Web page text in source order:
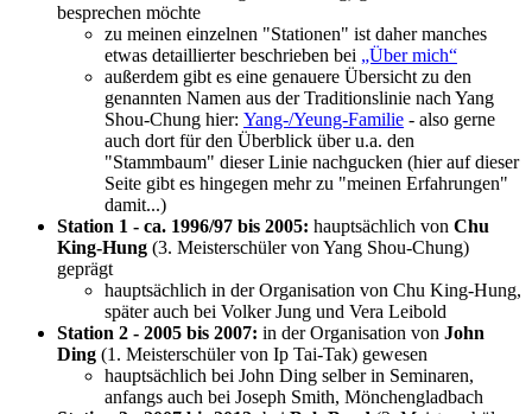
besprechen möchte
zu meinen einzelnen "Stationen" ist daher manches
etwas detaillierter beschrieben bei „Über mich“
außerdem gibt es eine genauere Übersicht zu den
genannten Namen aus der Traditionslinie nach Yang
Shou-Chung hier: Yang-/Yeung-Familie - also gerne
auch dort für den Überblick über u.a. den
"Stammbaum" dieser Linie nachgucken (hier auf dieser
Seite gibt es hingegen mehr zu "meinen Erfahrungen"
damit...)
Station 1 - ca. 1996/97 bis 2005: hauptsächlich von Chu
King-Hung (3. Meisterschüler von Yang Shou-Chung)
geprägt
hauptsächlich in der Organisation von Chu King-Hung,
später auch bei Volker Jung und Vera Leibold
Station 2 - 2005 bis 2007: in der Organisation von John
Ding (1. Meisterschüler von Ip Tai-Tak) gewesen
hauptsächlich bei John Ding selber in Seminaren,
anfangs auch bei Joseph Smith, Mönchengladbach